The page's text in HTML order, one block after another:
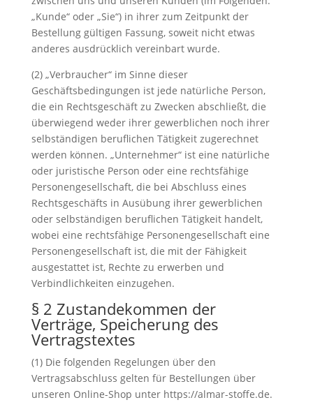
„Kunde“ oder „Sie“) in ihrer zum Zeitpunkt der
Bestellung gültigen Fassung, soweit nicht etwas
anderes ausdrücklich vereinbart wurde.
(2) „Verbraucher“ im Sinne dieser
Geschäftsbedingungen ist jede natürliche Person,
die ein Rechtsgeschäft zu Zwecken abschließt, die
überwiegend weder ihrer gewerblichen noch ihrer
selbständigen beruflichen Tätigkeit zugerechnet
werden können. „Unternehmer“ ist eine natürliche
oder juristische Person oder eine rechtsfähige
Personengesellschaft, die bei Abschluss eines
Rechtsgeschäfts in Ausübung ihrer gewerblichen
oder selbständigen beruflichen Tätigkeit handelt,
wobei eine rechtsfähige Personengesellschaft eine
Personengesellschaft ist, die mit der Fähigkeit
ausgestattet ist, Rechte zu erwerben und
Verbindlichkeiten einzugehen.
§ 2 Zustandekommen der
Verträge, Speicherung des
Vertragstextes
(1) Die folgenden Regelungen über den
Vertragsabschluss gelten für Bestellungen über
unseren Online-Shop unter https://almar-stoffe.de.